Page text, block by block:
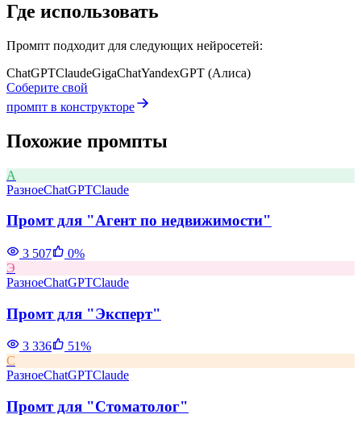
Где использовать
Промпт подходит для следующих нейросетей:
ChatGPTClaudeGigaChatYandexGPT (Алиса)
Соберите свой
промпт в конструкторе
Похожие промпты
А
РазноеChatGPTClaude
Промт для "Агент по недвижимости"
3 507 0%
Э
РазноеChatGPTClaude
Промт для "Эксперт"
3 336 51%
С
РазноеChatGPTClaude
Промт для "Стоматолог"